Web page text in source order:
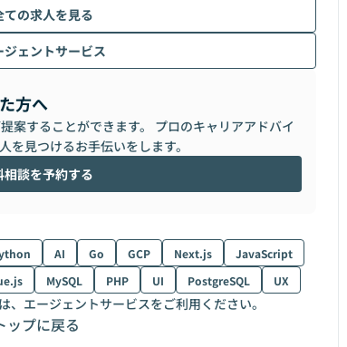
ての求人を見る
ジェントサービス
方へ
案することができます。 プロのキャリアアドバイ
見つけるお手伝いをします。
相談を予約する
AI Go GCP Next.js
JavaScript
MySQL PHP UI PostgreSQL UX
、エージェントサービスをご利用ください。
ップに戻る